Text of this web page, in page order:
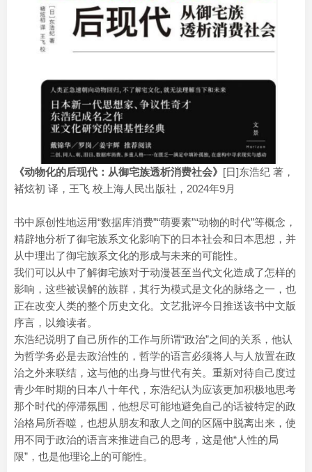
《动物化的后现代：从御宅族透析消费社会》 [日]东浩纪 著，
褚炫初 译，王飞 校上海人民出版社，2024年9月
书中原创性地运用“数据库消费”“萌要素”“动物的时代”等概念，
精辟地分析了御宅族系文化影响下的日本社会和日本思想，并
从中理出了御宅族系文化的形成与未来的可能性。
我们可以从中了解御宅族对于动漫甚至当代文化造成了怎样的
影响，这些被误解的族群，其行为模式是文化的脉络之一，也
正在改变人类的整个历史文化。文艺批评今日推送该书中文版
序言，以飨读者。
东浩纪说明了自己所作的工作与所谓“政治”之间的关系，他认
为哲学务必是去政治性的，哲学的语言必须将人与人放置在政
治之外来联结，这与他的出身与世代有关。重新对待自己度过
青少年时期的日本八十年代，东浩纪认为应该更加积极地思考
那个时代的停滞氛围，他想尽可能地避免自己的话被特定的政
治格局所吞噬，也想从朋友和敌人之间的区隔中脱离出来，使
用不同于政治的语言来推进自己的思考，这是他“人性的局
限”，也是他理论上的可能性。